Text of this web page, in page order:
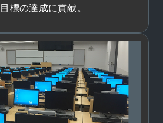
標の達成に貢献。